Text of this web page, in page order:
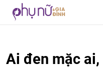
Ai đen mặc